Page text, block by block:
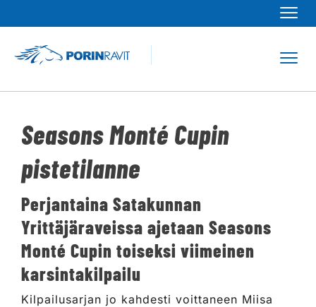
Seasons Monté Cupin
pistetilanne
Perjantaina Satakunnan
Yrittäjäraveissa ajetaan Seasons
Monté Cupin toiseksi viimeinen
karsintakilpailu
Kilpailusarjan jo kahdesti voittaneen Miisa